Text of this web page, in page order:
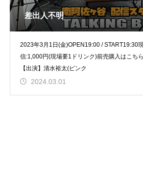
差出人不明
2023年3月1日(金)OPEN19:00 / START19:30
信:1,000円(現場要1ドリンク)前売購入はこち
【出演】清水裕太(ピンク
2024.03.01